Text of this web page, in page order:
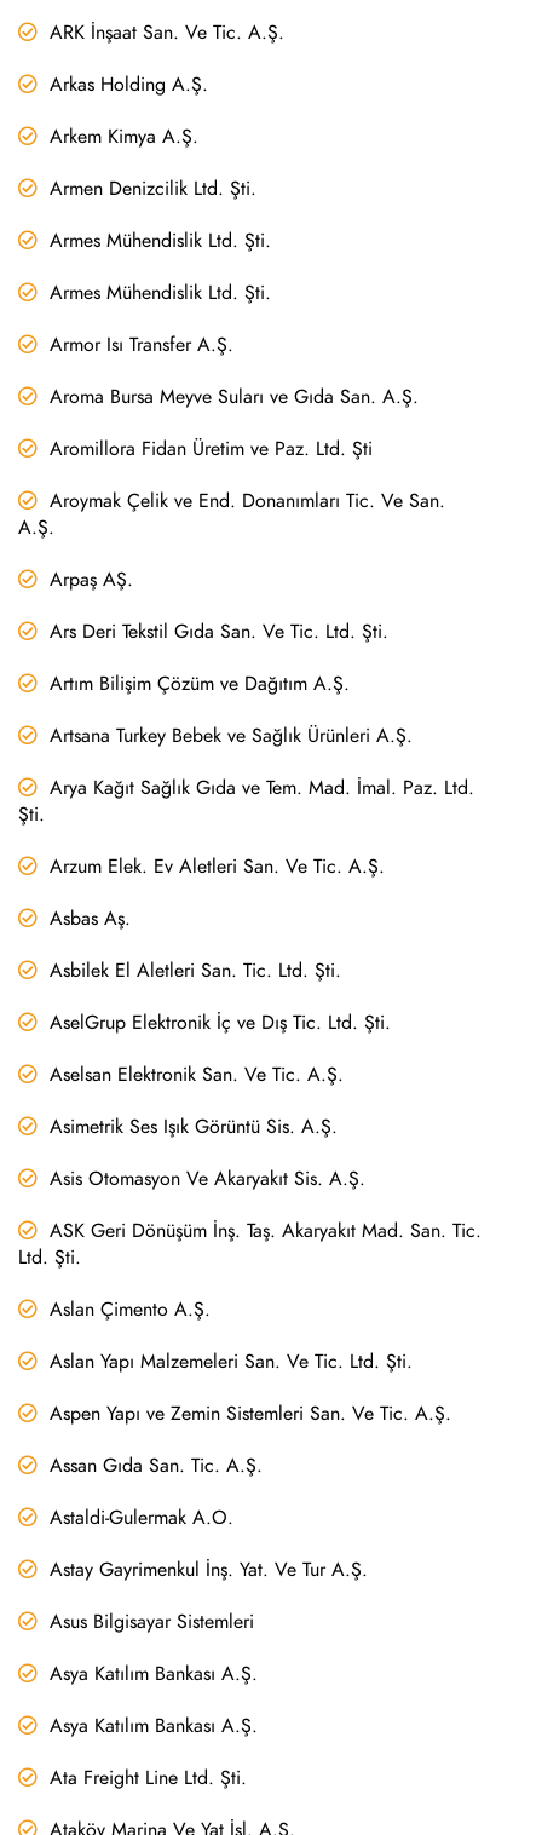
ARK İnşaat San. Ve Tic. A.Ş.
Arkas Holding A.Ş.
Arkem Kimya A.Ş.
Armen Denizcilik Ltd. Şti.
Armes Mühendislik Ltd. Şti.
Armes Mühendislik Ltd. Şti.
Armor Isı Transfer A.Ş.
Aroma Bursa Meyve Suları ve Gıda San. A.Ş.
Aromillora Fidan Üretim ve Paz. Ltd. Şti
Aroymak Çelik ve End. Donanımları Tic. Ve San.
A.Ş.
Arpaş AŞ.
Ars Deri Tekstil Gıda San. Ve Tic. Ltd. Şti.
Artım Bilişim Çözüm ve Dağıtım A.Ş.
Artsana Turkey Bebek ve Sağlık Ürünleri A.Ş.
Arya Kağıt Sağlık Gıda ve Tem. Mad. İmal. Paz. Ltd.
Şti.
Arzum Elek. Ev Aletleri San. Ve Tic. A.Ş.
Asbas Aş.
Asbilek El Aletleri San. Tic. Ltd. Şti.
AselGrup Elektronik İç ve Dış Tic. Ltd. Şti.
Aselsan Elektronik San. Ve Tic. A.Ş.
Asimetrik Ses Işık Görüntü Sis. A.Ş.
Asis Otomasyon Ve Akaryakıt Sis. A.Ş.
ASK Geri Dönüşüm İnş. Taş. Akaryakıt Mad. San. Tic.
Ltd. Şti.
Aslan Çimento A.Ş.
Aslan Yapı Malzemeleri San. Ve Tic. Ltd. Şti.
Aspen Yapı ve Zemin Sistemleri San. Ve Tic. A.Ş.
Assan Gıda San. Tic. A.Ş.
Astaldi-Gulermak A.O.
Astay Gayrimenkul İnş. Yat. Ve Tur A.Ş.
Asus Bilgisayar Sistemleri
Asya Katılım Bankası A.Ş.
Asya Katılım Bankası A.Ş.
Ata Freight Line Ltd. Şti.